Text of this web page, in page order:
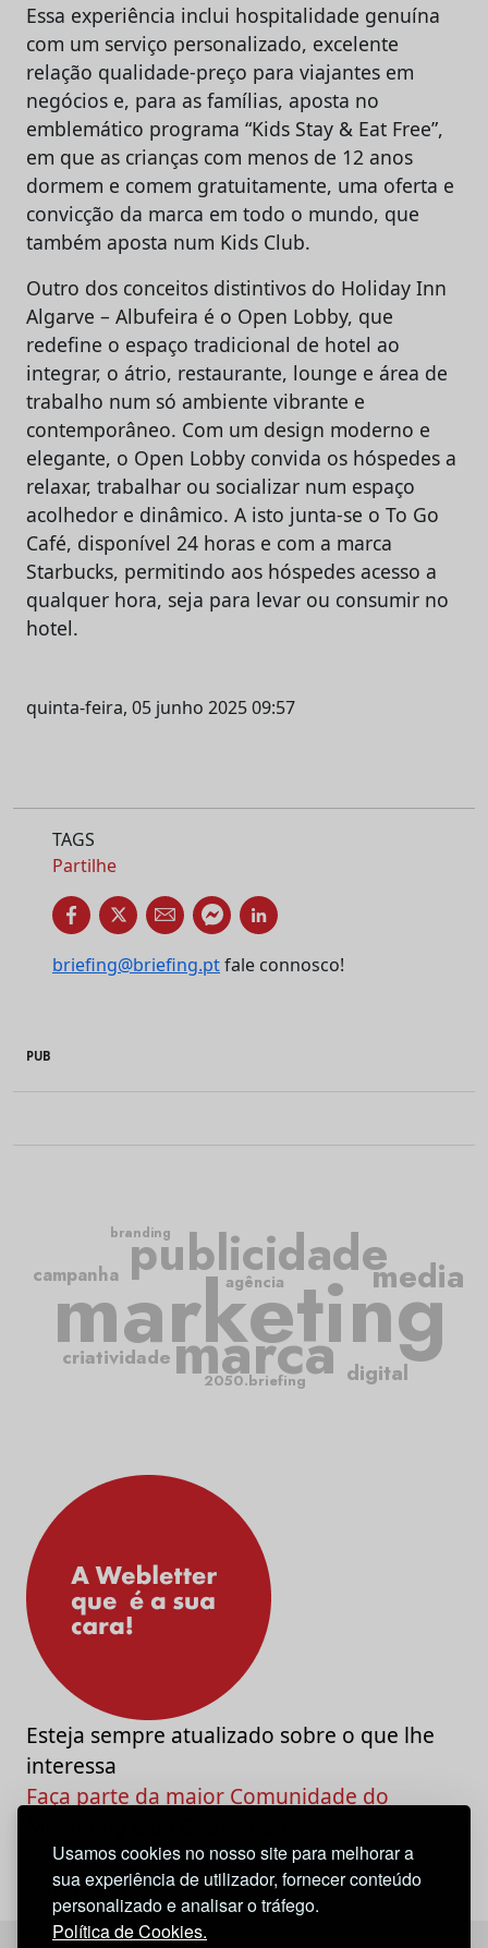
Usamos cookies no nosso site para melhorar a
sua experiência de utilizador, fornecer conteúdo
personalizado e analisar o tráfego.
Política de Cookies.
Essa experiência inclui hospitalidade genuína
com um serviço personalizado, excelente
relação qualidade-preço para viajantes em
negócios e, para as famílias, aposta no
emblemático programa “Kids Stay & Eat Free”,
em que as crianças com menos de 12 anos
dormem e comem gratuitamente, uma oferta e
convicção da marca em todo o mundo, que
também aposta num Kids Club.
Outro dos conceitos distintivos do Holiday Inn
Algarve – Albufeira é o Open Lobby, que
redefine o espaço tradicional de hotel ao
integrar, o átrio, restaurante, lounge e área de
trabalho num só ambiente vibrante e
contemporâneo. Com um design moderno e
elegante, o Open Lobby convida os hóspedes a
relaxar, trabalhar ou socializar num espaço
acolhedor e dinâmico. A isto junta-se o To Go
Café, disponível 24 horas e com a marca
Starbucks, permitindo aos hóspedes acesso a
qualquer hora, seja para levar ou consumir no
hotel.
quinta-feira, 05 junho 2025 09:57
TAGS
Partilhe
briefing@briefing.ptfale connosco!
PUB
marketing
publicidade
marca
criatividade
campanha media
agência
digital
2050.briefing
branding
Esteja sempre atualizado sobre o que lhe
interessa
Faça parte da maior Comunidade do